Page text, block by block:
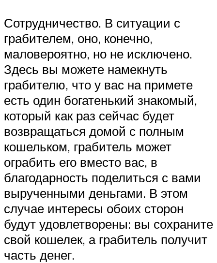
Сотрудничество. В ситуации с
грабителем, оно, конечно,
маловероятно, но не исключено.
Здесь вы можете намекнуть
грабителю, что у вас на примете
есть один богатенький знакомый,
который как раз сейчас будет
возвращаться домой с полным
кошельком, грабитель может
ограбить его вместо вас, в
благодарность поделиться с вами
вырученными деньгами. В этом
случае интересы обоих сторон
будут удовлетворены: вы сохраните
свой кошелек, а грабитель получит
часть денег.